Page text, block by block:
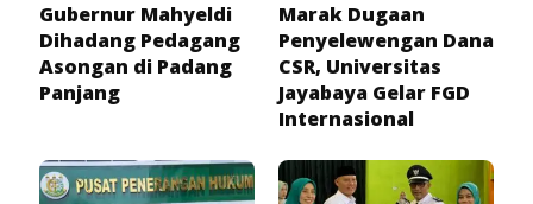
Gubernur Mahyeldi
Dihadang Pedagang
Asongan di Padang
Panjang
Marak Dugaan
Penyelewengan Dana
CSR, Universitas
Jayabaya Gelar FGD
Internasional